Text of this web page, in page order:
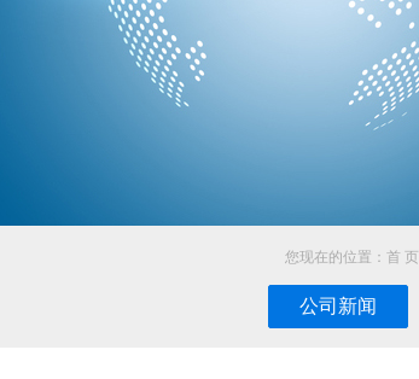
您现在的位置： 首 页
公司新闻